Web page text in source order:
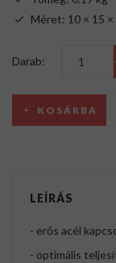
Méret: 10 × 15 ×
Darab:
KOSÁRBA
LEÍRÁS
- erős acél
- optimális